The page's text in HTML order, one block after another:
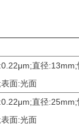
直径
面:光面
直径
面:光面